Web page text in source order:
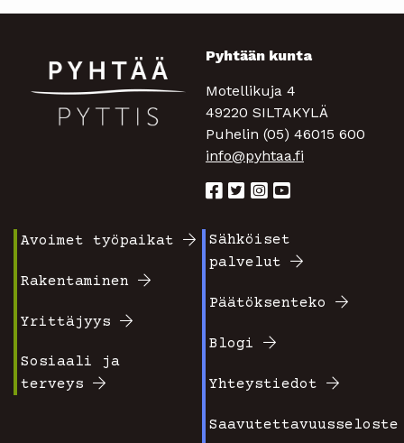
Pyhtään kunta
Motellikuja 4
49220 SILTAKYLÄ
Puhelin (05) 46015 600
info@pyhtaa.fi
valikko
1
Avoimet työpaikat
Rakentaminen
Yrittäjyys
Sosiaali ja
terveys
Footer
2
Sähköiset
palvelut
Päätöksenteko
Blogi
Yhteystiedot
Saavutettavuusseloste